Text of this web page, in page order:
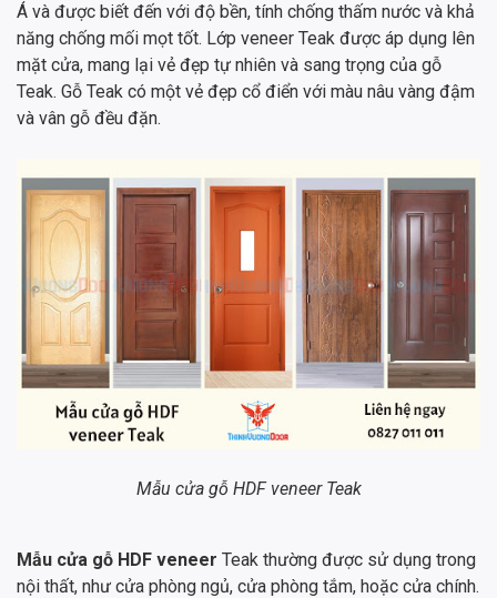
Á và được biết đến với độ bền, tính chống thấm nước và khả
năng chống mối mọt tốt. Lớp veneer Teak được áp dụng lên
mặt cửa, mang lại vẻ đẹp tự nhiên và sang trọng của gỗ
Teak. Gỗ Teak có một vẻ đẹp cổ điển với màu nâu vàng đậm
và vân gỗ đều đặn.
Mẫu cửa gỗ HDF veneer Teak
Mẫu cửa gỗ HDF veneer Teak thường được sử dụng trong
nội thất, như cửa phòng ngủ, cửa phòng tắm, hoặc cửa chính.